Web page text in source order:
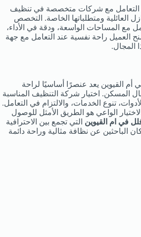
التعامل مع شركات متخصصة في تنظيف
العائلية ومتطلباتها الخاصة. التخصص
مع المساحات الواسعة، ودقة في الأداء،
العميل راحة نفسية عند التعامل مع جهة
المجال.
أم القيوين يعد عنصرًا أساسيًا لراحة
المسكن. اختيار شركة التنظيف المناسبة
تنوع الخدمات، والالتزام في التعامل.
الواعي هو الطريق الأمثل للوصول
في ام القيوين التي تجمع بين الاحترافية
الباحثين عن نظافة مثالية وراحة دائمة